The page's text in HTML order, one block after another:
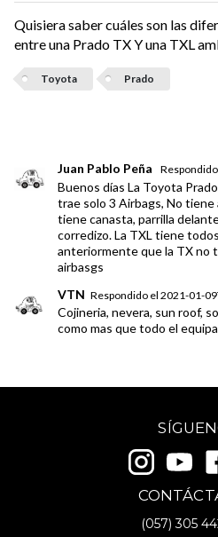
Quisiera saber cuáles son las
entre una Prado TX Y una TXL
Toyota Prado
Juan Pablo Peña
Buenos días La Toyota
trae solo 3 Airbags, No tiene
tiene canasta, parrilla
corredizo. La TXL tiene
anteriormente que la TX no
airbasgs
VTN Respondido el2021-01-
Cojineria, nevera, sun roof,
como mas que todo el
(057)305